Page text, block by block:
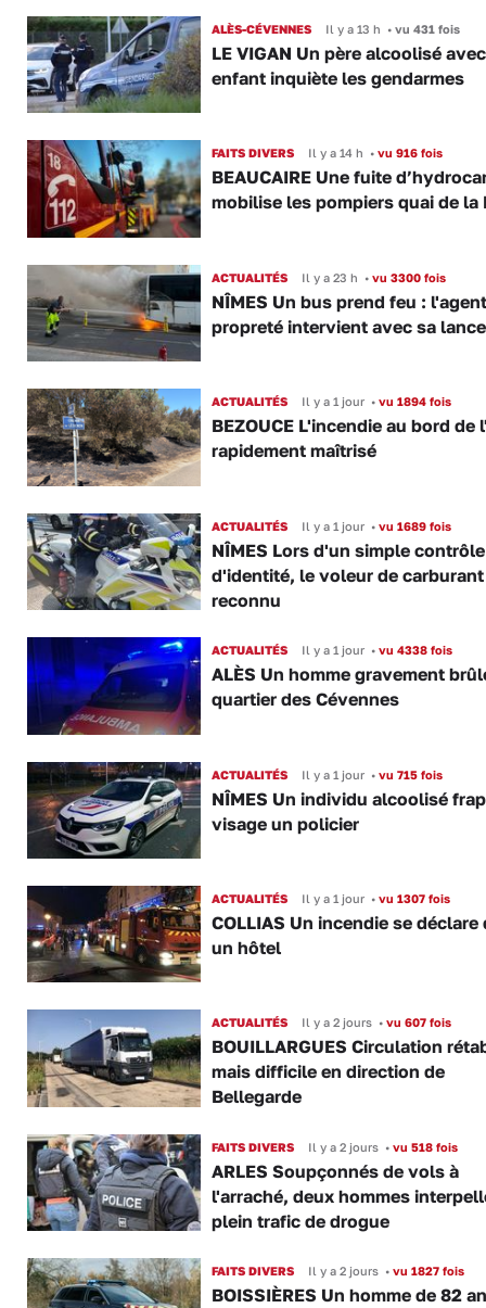
ALÈS-CÉVENNES Il y a 13 h •vu 431 fois
LE VIGAN Un père alcoolisé
enfant inquiète les gendarmes
FAITS DIVERS Il y a 14 h •vu 916 fois
BEAUCAIRE Une fuite
mobilise les pompiers quai de la
ACTUALITÉS Il y a 23 h •vu 3300 fois
NÎMES Un bus prend feu :
propreté intervient avec sa lance
ACTUALITÉS Il y a 1 jour •vu 1894 fois
BEZOUCE L'incendie au bord de
rapidement maîtrisé
ACTUALITÉS Il y a 1 jour •vu 1689 fois
NÎMES Lors d'un simple contrôle
d'identité, le voleur de
reconnu
ACTUALITÉS Il y a 1 jour •vu 4338 fois
ALÈS Un homme gravement
quartier des Cévennes
ACTUALITÉS Il y a 1 jour •vu 715 fois
NÎMES Un individu alcoolisé
visage un policier
ACTUALITÉS Il y a 1 jour •vu 1307 fois
COLLIAS Un incendie se déclare
un hôtel
ACTUALITÉS Il y a 2 jours •vu 607 fois
BOUILLARGUES Circulation
mais difficile en direction de
Bellegarde
FAITS DIVERS Il y a 2 jours •vu 518 fois
ARLES Soupçonnés de vols à
l'arraché, deux hommes
plein trafic de drogue
FAITS DIVERS Il y a 2 jours •vu 1827 fois
BOISSIÈRES Un homme de 82